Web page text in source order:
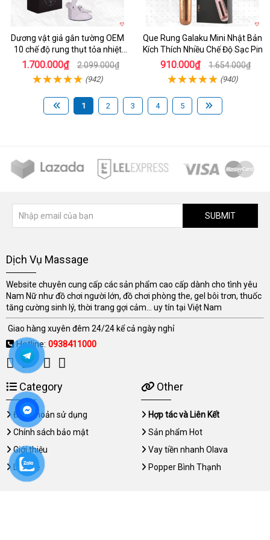
Dương vật giả gắn tường OEM
10 chế độ rung thụt tỏa nhiệt
siêu thực
1.700.000₫ 2.099.000₫
(942)
Que Rung Galaku Mini Nhật Bản
Kích Thích Nhiều Chế Độ Sạc Pin
910.000₫ 1.654.000₫
(940)
1 2 3 4 5
SUBMIT
Dịch Vụ Massage
Website chuyên cung cấp các sản phẩm cao cấp dành cho tình yêu
Nam Nữ như đồ chơi người lớn, đồ chơi phòng the, gel bôi trơn, thuốc
tăng cường sinh lý, thời trang gợi cảm... uy tín tại Việt Nam
Giao hàng xuyên đêm 24/24 kể cả ngày nghỉ
Hotline: 0938411000
Category
Điều khoản sử dụng
Chính sách bảo mật
Giới thiệu
Liên hệ
Other
Hợp tác và Liên Kết
Sản phẩm Hot
Vay tiền nhanh Olava
Popper Bình Thạnh